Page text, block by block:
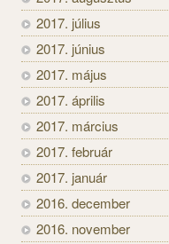
2017. július
2017. június
2017. május
2017. április
2017. március
2017. február
2017. január
2016. december
2016. november